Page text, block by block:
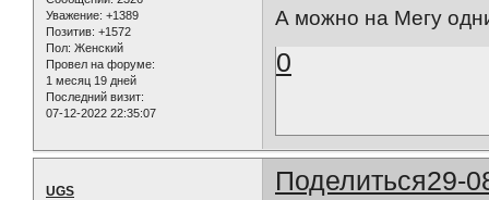
Уважение: +1389
Позитив: +1572
Пол: Женский
Провел на форуме:
1 месяц 19 дней
Последний визит:
07-12-2022 22:35:07
А можно на Мегу
0
Поделиться29-
UGS